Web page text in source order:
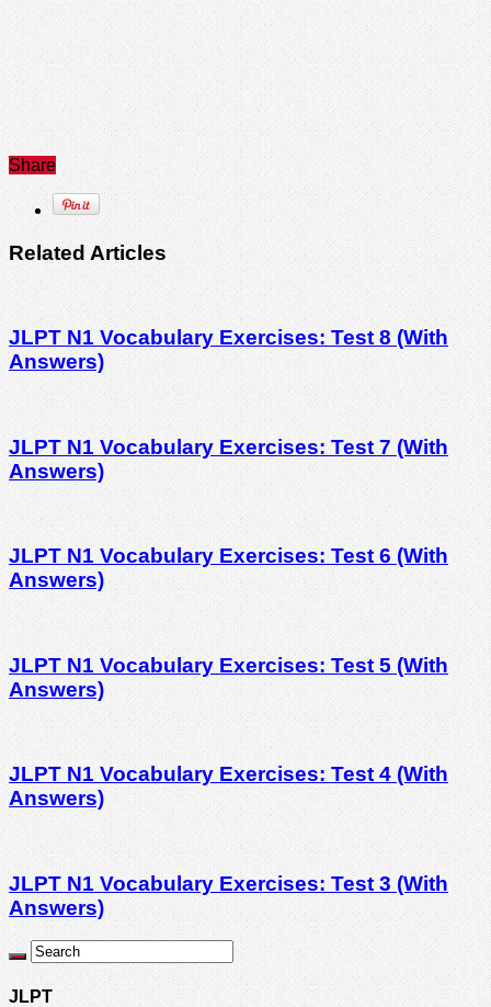
Share
Related Articles
JLPT N1 Vocabulary Exercises: Test 8 (With
Answers)
JLPT N1 Vocabulary Exercises: Test 7 (With
Answers)
JLPT N1 Vocabulary Exercises: Test 6 (With
Answers)
JLPT N1 Vocabulary Exercises: Test 5 (With
Answers)
JLPT N1 Vocabulary Exercises: Test 4 (With
Answers)
JLPT N1 Vocabulary Exercises: Test 3 (With
Answers)
JLPT